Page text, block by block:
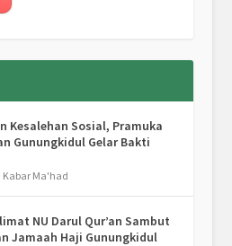
Kesalehan Sosial, Pramuka
Gunungkidul Gelar Bakti
Kabar Ma'had
NU Darul Qur’an Sambut
Jamaah Haji Gunungkidul